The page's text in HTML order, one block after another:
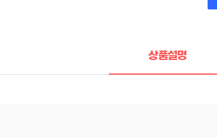
상품설명